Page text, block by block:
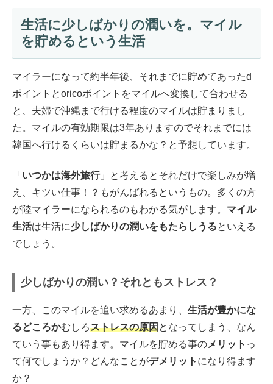
生活に少しばかりの潤いを。マイル
を貯めるという生活
マイラーになって約半年後、それまでに貯めてあったd
ポイントとoricoポイントをマイルへ変換して合わせる
と、 夫婦で沖縄まで行ける程度のマイルは貯まりまし
た。 マイルの有効期限は3年ありますのでそれまでには
韓国へ行けるく らいは貯まるかな？と予想しています。
「 いつかは海外旅行」と考えるとそれだけで楽しみが増
え、 キツい仕事！？もがんばれるというもの。 多くの方
が陸マイラーになられるのもわかる気がします。 マイル
生活は生活に少しばかりの潤いをもたらしうるといえる
でし ょう。
少しばかりの潤い？それともストレス？
一方、このマイルを追い求めるあまり、 生活が豊かにな
るどころかむしろストレスの原因となってしまう、なん
ていう事もあり得ます。マイルを貯める事のメリット っ
て何でしょうか？どんなことがデメリット になり得ます
か？